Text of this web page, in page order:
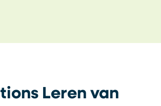
Leren van